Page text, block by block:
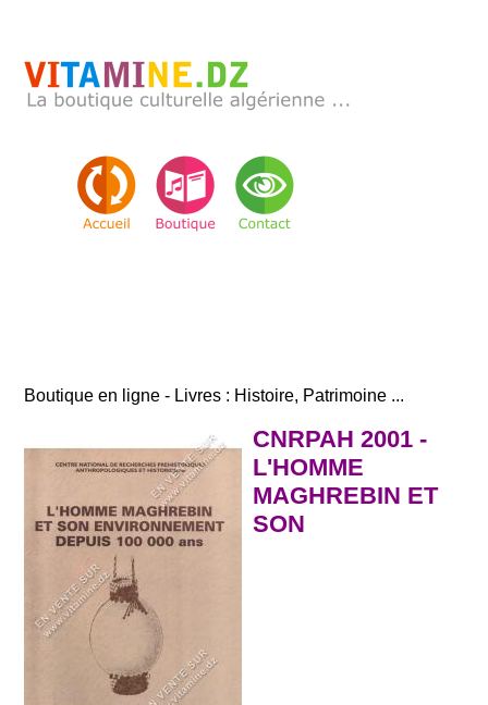
Boutique en ligne - Livres : Histoire, Patrimoine ...
CNRPAH 2001 -
L'HOMME
MAGHREBIN ET
SON